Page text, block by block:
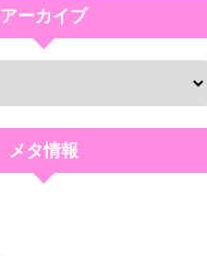
アーカイブ
メタ情報